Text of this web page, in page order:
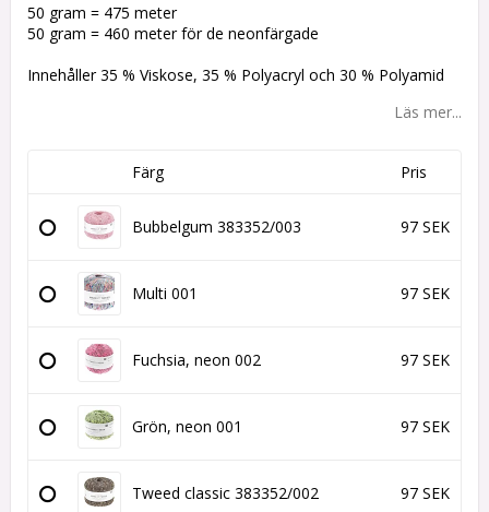
50 gram = 475 meter
50 gram = 460 meter för de neonfärgade
Innehåller 35 % Viskose, 35 % Polyacryl och 30 % Polyamid
Läs mer...
Färg Pris
Bubbelgum 383352/003 97 SEK
Multi 001 97 SEK
Fuchsia, neon 002 97 SEK
Grön, neon 001 97 SEK
Tweed classic 383352/002 97 SEK